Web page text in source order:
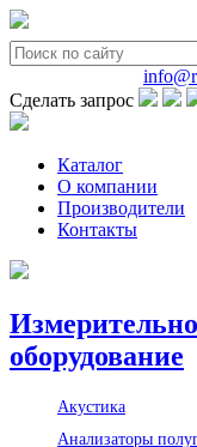
Сделать запрос
Каталог
О компании
Производители
Контакты
оборудование
Акустика
Анализаторы